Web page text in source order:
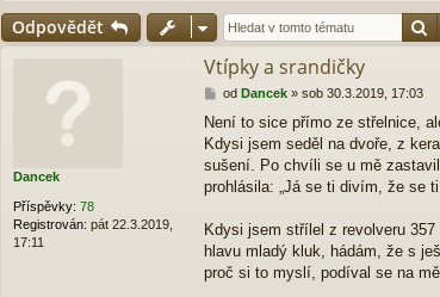
Odpovědět
Dancek
Příspěvky: 78
Registrován: pát 22.3.2019,
17:11
Vtípky a srandičky
P
í
s
p
ě
k
od Dancek» sob 30.3.2019, 17:03
Není to sice přímo ze střelnice,
Kdysi jsem seděl na dvoře, z
sušení. Po chvíli se u mě
prohlásila: „Já se ti divím, že se
Kdysi jsem střílel z revolveru
hlavu mladý kluk, hádám, že s
proč si to myslí, podíval se na